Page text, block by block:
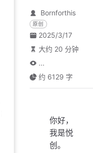
Bornforthis
原创
2025/3/17
大约 20 分钟
...
约 6129 字
你好，
我是悦
创。